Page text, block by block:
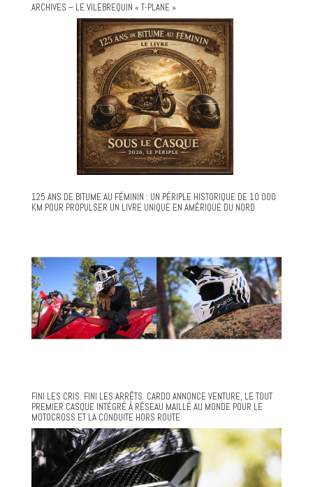
ARCHIVES – LE VILEBREQUIN « T-PLANE »
125 ANS DE BITUME AU FÉMININ : UN PÉRIPLE HISTORIQUE DE 10 000
KM POUR PROPULSER UN LIVRE UNIQUE EN AMÉRIQUE DU NORD
FINI LES CRIS. FINI LES ARRÊTS. CARDO ANNONCE VENTURE, LE TOUT
PREMIER CASQUE INTÉGRÉ À RÉSEAU MAILLÉ AU MONDE POUR LE
MOTOCROSS ET LA CONDUITE HORS ROUTE